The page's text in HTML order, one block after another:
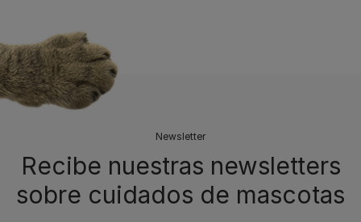
Newsletter
Recibe nuestras newsletters
sobre cuidados de mascotas​